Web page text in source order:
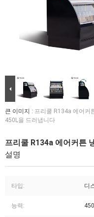
큰 이미지 : 프리쿨 R134a 에어커
450L을 드러냅니다
프리쿨 R134a 에어커튼
설명
타입: 디
능력: